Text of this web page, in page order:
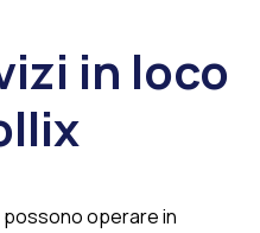
in loco
operare in